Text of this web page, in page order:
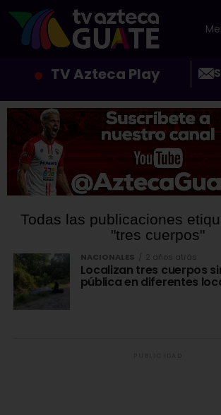
TV Azteca Play
Todas las publicaciones
"tres cuerpos"
NACIONALES 2 años atrás
Localizan tres cuerpos
pública en diferentes